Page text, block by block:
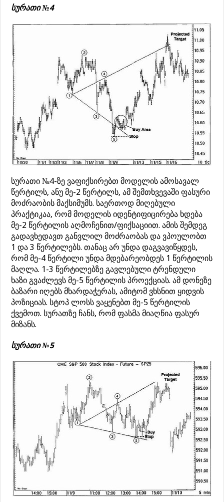
სურათი №4
სურათი №4-ზე ვაფიქსირებთ მოდელის ამოსავალ
წერტილს, ანუ მე-2 წერტილს, ამ შემთხვევაში ფასური
მოძრაობის მაქსიმუმს. საერთოდ მიღებული
პრაქტიკაა, რომ მოდელის იდენტიფიცირება ხდება
მე-2 წერტილის აღმოჩენით/ფიქსაციით. ამის შემდეგ
გადავხედავთ განვლილ მოძრაობას და ვპოულობთ
1 და 3 წერტილებს. თანაც არ უნდა დაგვავიწყდეს,
რომ მე-4 წერტილი უნდა მდებარეობდეს 1 წერტილის
მაღლა. 1-3 წერტილებზე გავლებული ტრენდული
ხაზი გვაძლევს მე-5 წერტილის პროექციას. ამ დონეზე
ბაზარი იღებს მხარდაჭერას, ამიტომ ვხსნით ყიდვის
პოზიციას. სტოპ ლოსს ვაყენებთ მე-5 წერტილის
ქვემოთ. სურათზე ჩანს, რომ ფასმა მიაღწია ფასურ
მიზანს.
სურათი №5